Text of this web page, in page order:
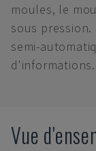
moules, le
sous
semi-
d'informations.
Vue